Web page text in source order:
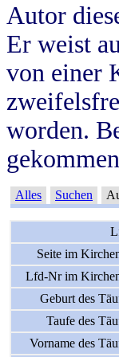
Autor
Er weist
von einer
worden.
Alles Suchen
Seite im
Lfd-Nr im
Geburt des
Taufe des
Vorname des